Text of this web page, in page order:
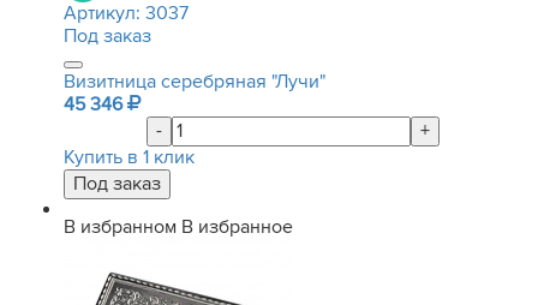
Артикул: 3037
Под заказ
Визитница серебряная "Лучи"
45 346
-
+
Купить в 1 клик
В избранном В избранное